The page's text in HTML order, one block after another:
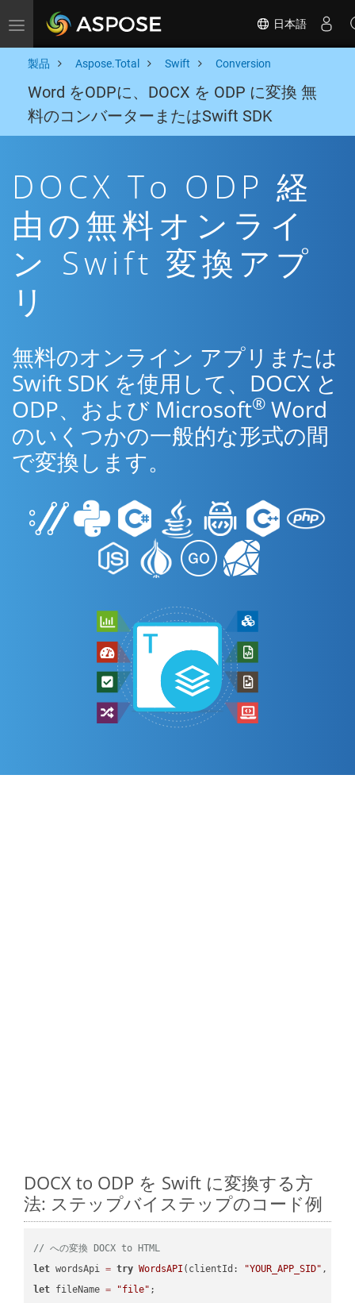
Toggle navigation 日本語
製品 Aspose.Total Swift Conversion
Word をODPに、DOCX を ODP に変換 無
料のコンバーターまたはSwift SDK
DOCX To ODP 経
由の無料オンライ
ン Swift 変換アプ
リ
無料のオンライン アプリまたは
Swift SDK を使用して、DOCX と
ODP、および Microsoft® Word
のいくつかの一般的な形式の間
で変換します。
DOCX to ODP を Swift に変換する方
法: ステップバイステップのコード例
// への変換 DOCX to HTML
let wordsApi = try WordsAPI (clientId: "YOUR_APP_SID" ,
let fileName = "file" ;